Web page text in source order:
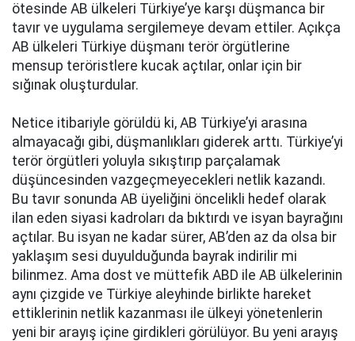
ötesinde AB ülkeleri Türkiye’ye karşı düşmanca bir
tavır ve uygulama sergilemeye devam ettiler. Açıkça
AB ülkeleri Türkiye düşmanı terör örgütlerine
mensup teröristlere kucak açtılar, onlar için bir
sığınak oluşturdular.
Netice itibariyle görüldü ki, AB Türkiye’yi arasına
almayacağı gibi, düşmanlıkları giderek arttı. Türkiye’yi
terör örgütleri yoluyla sıkıştırıp parçalamak
düşüncesinden vazgeçmeyecekleri netlik kazandı.
Bu tavır sonunda AB üyeliğini öncelikli hedef olarak
ilan eden siyasi kadroları da bıktırdı ve isyan bayrağını
açtılar. Bu isyan ne kadar sürer, AB’den az da olsa bir
yaklaşım sesi duyulduğunda bayrak indirilir mi
bilinmez. Ama dost ve müttefik ABD ile AB ülkelerinin
aynı çizgide ve Türkiye aleyhinde birlikte hareket
ettiklerinin netlik kazanması ile ülkeyi yönetenlerin
yeni bir arayış içine girdikleri görülüyor. Bu yeni arayış